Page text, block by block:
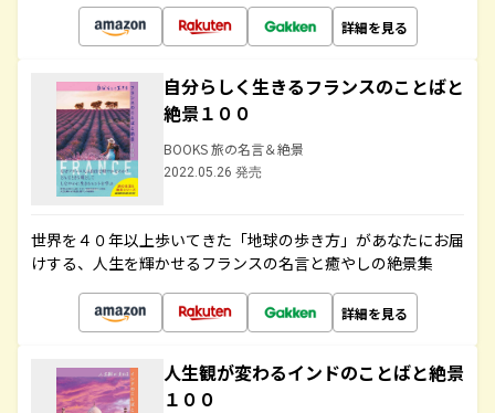
詳細を見る
自分らしく生きるフランスのことばと
絶景１００
BOOKS 旅の名言＆絶景
2022.05.26 発売
世界を４０年以上歩いてきた「地球の歩き方」があなたにお届
けする、人生を輝かせるフランスの名言と癒やしの絶景集
詳細を見る
人生観が変わるインドのことばと絶景
１００